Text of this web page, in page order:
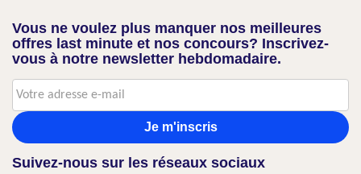
Vous ne voulez plus manquer nos meilleures
offres last minute et nos concours? Inscrivez-
vous à notre newsletter hebdomadaire.
Je m'inscris
Suivez-nous sur les réseaux sociaux